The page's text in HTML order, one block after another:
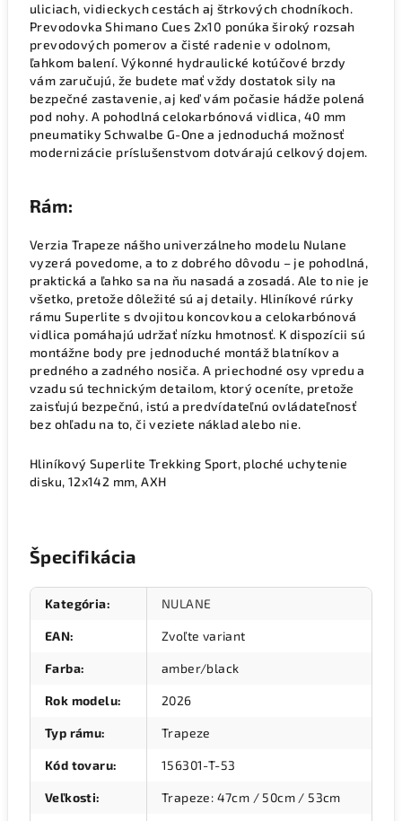
uliciach, vidieckych cestách aj štrkových chodníkoch.
Prevodovka Shimano Cues 2x10 ponúka široký rozsah
prevodových pomerov a čisté radenie v odolnom,
ľahkom balení. Výkonné hydraulické kotúčové brzdy
vám zaručujú, že budete mať vždy dostatok sily na
bezpečné zastavenie, aj keď vám počasie hádže polená
pod nohy. A pohodlná celokarbónová vidlica, 40 mm
pneumatiky Schwalbe G-One a jednoduchá možnosť
modernizácie príslušenstvom dotvárajú celkový dojem.
Rám:
Verzia Trapeze nášho univerzálneho modelu Nulane
vyzerá povedome, a to z dobrého dôvodu – je pohodlná,
praktická a ľahko sa na ňu nasadá a zosadá. Ale to nie je
všetko, pretože dôležité sú aj detaily. Hliníkové rúrky
rámu Superlite s dvojitou koncovkou a celokarbónová
vidlica pomáhajú udržať nízku hmotnosť. K dispozícii sú
montážne body pre jednoduché montáž blatníkov a
predného a zadného nosiča. A priechodné osy vpredu a
vzadu sú technickým detailom, ktorý oceníte, pretože
zaisťujú bezpečnú, istú a predvídateľnú ovládateľnosť
bez ohľadu na to, či veziete náklad alebo nie.
Hliníkový Superlite Trekking Sport, ploché uchytenie
disku, 12x142 mm, AXH
Špecifikácia
Kategória: NULANE
EAN: Zvoľte variant
Farba: amber/black
Rok modelu: 2026
Typ rámu: Trapeze
Kód tovaru: 156301-T-53
Veľkosti: Trapeze: 47cm / 50cm / 53cm